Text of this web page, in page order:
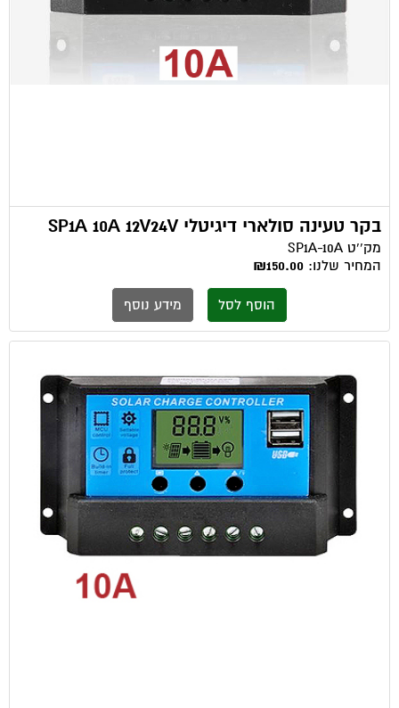
בקר טעינה סולארי דיגיטלי SP1A 10A 12V24V
מק''ט SP1A-10A
המחיר שלנו: ₪150.00
הוסף לסל מידע נוסף